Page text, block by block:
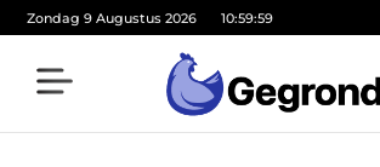
Zondag 9 Augustus 2026 10:59:59